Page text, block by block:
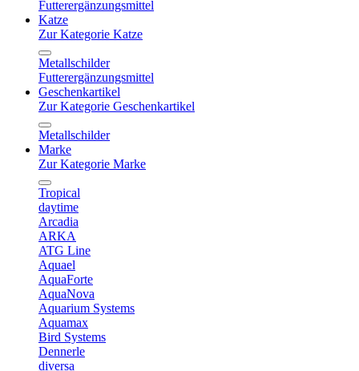
Futterergänzungsmittel
Katze
Zur Kategorie Katze
Metallschilder
Futterergänzungsmittel
Geschenkartikel
Zur Kategorie Geschenkartikel
Metallschilder
Marke
Zur Kategorie Marke
Tropical
daytime
Arcadia
ARKA
ATG Line
Aquael
AquaForte
AquaNova
Aquarium Systems
Aquamax
Bird Systems
Dennerle
diversa